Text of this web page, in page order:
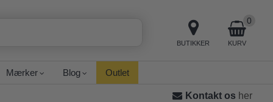
BUTIKKER KURV
0
Mærker Blog Outlet
Kontakt os her